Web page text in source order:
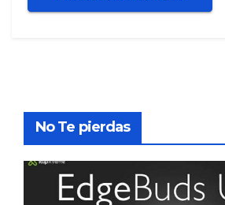
No Te pierdas